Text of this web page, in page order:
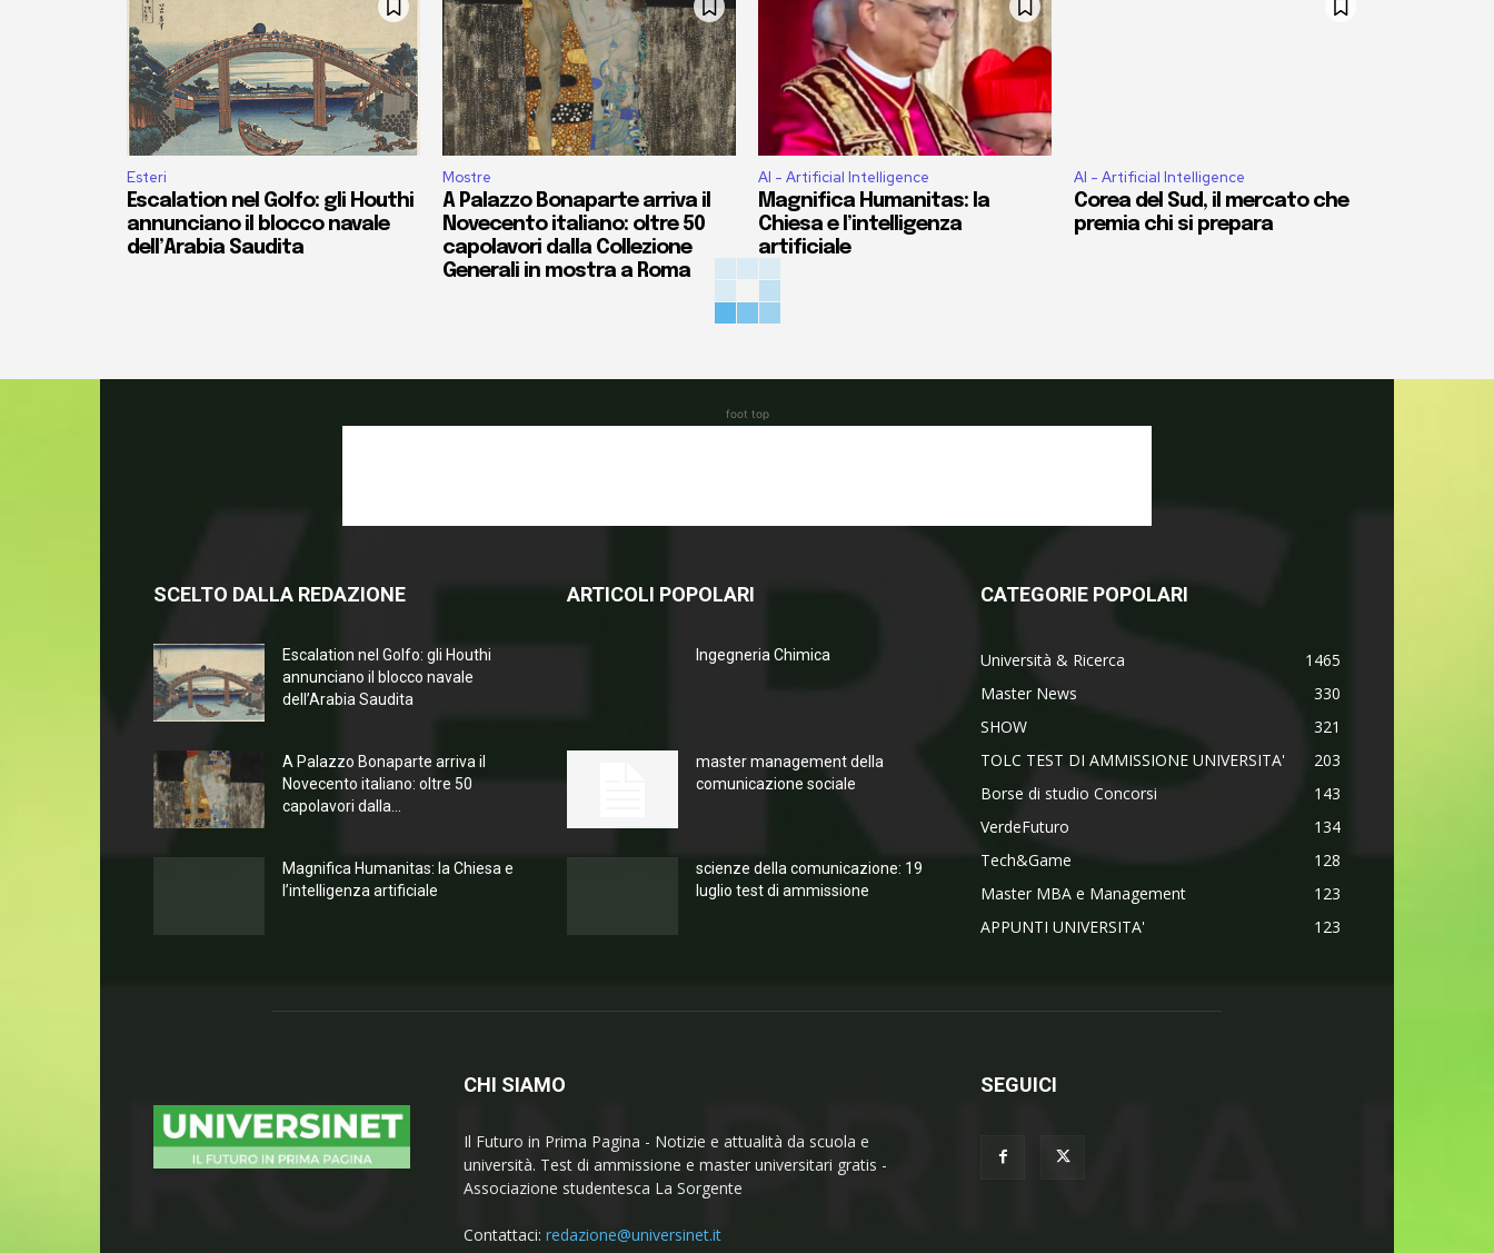
Esteri
Escalation nel Golfo: gli Houthi
annunciano il blocco navale
dell’Arabia Saudita
Mostre
A Palazzo Bonaparte arriva il
Novecento italiano: oltre 50
capolavori dalla Collezione
Generali in mostra a Roma
AI - Artificial Intelligence
Magnifica Humanitas: la
Chiesa e l’intelligenza
artificiale
AI - Artificial Intelligence
Corea del Sud, il mercato che
premia chi si prepara
foot top
SCELTO DALLA REDAZIONE
Escalation nel Golfo: gli Houthi
annunciano il blocco navale
dell’Arabia Saudita
A Palazzo Bonaparte arriva il
Novecento italiano: oltre 50
capolavori dalla...
Magnifica Humanitas: la Chiesa e
l’intelligenza artificiale
ARTICOLI POPOLARI
Ingegneria Chimica
master management della
comunicazione sociale
scienze della comunicazione: 19
luglio test di ammissione
CATEGORIE POPOLARI
Università & Ricerca
1465
Master News
330
SHOW
321
TOLC TEST DI AMMISSIONE UNIVERSITA'
203
Borse di studio Concorsi
143
VerdeFuturo
134
Tech&Game
128
Master MBA e Management
123
APPUNTI UNIVERSITA'
123
CHI SIAMO
Il Futuro in Prima Pagina - Notizie e attualità da scuola e
università. Test di ammissione e master universitari gratis -
Associazione studentesca La Sorgente
Contattaci: redazione@universinet.it
SEGUICI